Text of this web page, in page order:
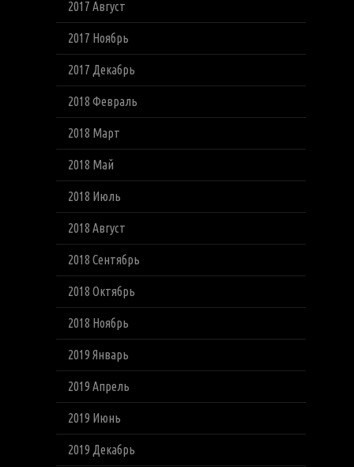
2017 Август
2017 Ноябрь
2017 Декабрь
2018 Февраль
2018 Март
2018 Май
2018 Июль
2018 Август
2018 Сентябрь
2018 Октябрь
2018 Ноябрь
2019 Январь
2019 Апрель
2019 Июнь
2019 Декабрь